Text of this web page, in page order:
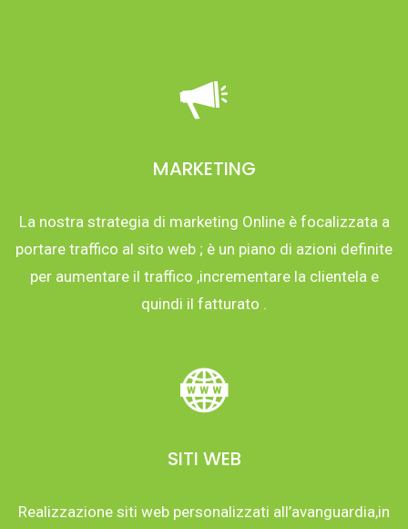
MARKETING
La nostra strategia di marketing Online è focalizzata a
portare traffico al sito web ; è un piano di azioni definite
per aumentare il traffico ,incrementare la clientela e
quindi il fatturato .
SITI WEB
Realizzazione siti web personalizzati all’avanguardia,in